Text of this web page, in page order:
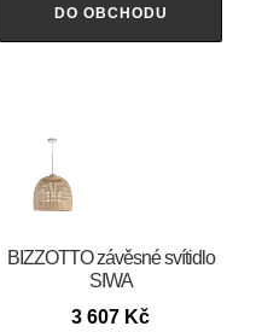
DO OBCHODU
BIZZOTTO závěsné svítidlo
SIWA
3 607 Kč